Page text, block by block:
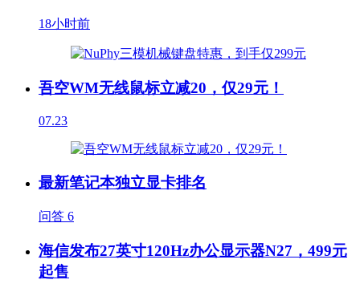
18小时前
吾空WM无线鼠标立减20，仅29元！
07.23
最新笔记本独立显卡排名
问答 6
海信发布27英寸120Hz办公显示器N27，499元
起售